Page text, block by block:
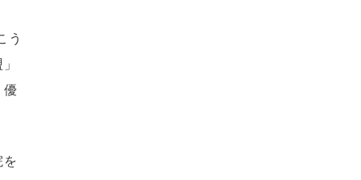
う
優
を